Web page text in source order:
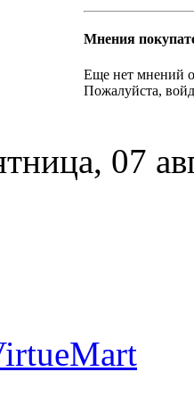
Мнения
Еще нет мнений
Пожалуйста,
07